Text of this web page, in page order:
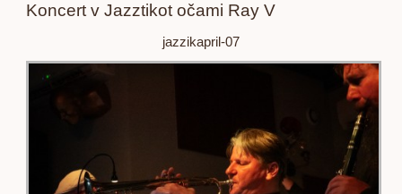
Koncert v Jazztikot očami Ray V
jazzikapril-07